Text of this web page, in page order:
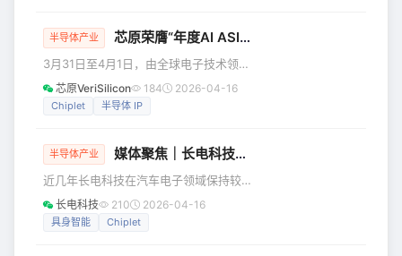
材料逐渐遇到瓶颈。 尤其是AI训练芯片
单独工作，而是多个逻辑芯片、HBM、
高速互连结构一起封装在一个系统里。
这时候，封装基板要承担更多任务： 它
半导体产业 芯原荣膺“年度AI ASIC设计领军企业”
3月31日至4月1日，由全球电子技术领域
知名媒体集团Aspencore主办的2026国
际集成电路展览会暨研讨会 (IIC
原荣膺“年度AI ASIC设计领军企业”。 该
域综合实力的认可，彰显了其在行业中
的领先地位。芯原执行副总裁、定制芯
片平台事业部总经理汪志伟代表公司
芯原VeriSilicon 184 2026-04-16
Chiplet 半导体 IP
半导体产业 媒体聚焦｜长电科技CEO郑力：具身智能机器人有望成为下一个重要增量市场
近几年长电科技在汽车电子领域保持较
快增长。汽车智能化持续深化的同时，
具身智能机器人等新兴应用也在加速发
长电科技 210 2026-04-16
具身智能 Chiplet